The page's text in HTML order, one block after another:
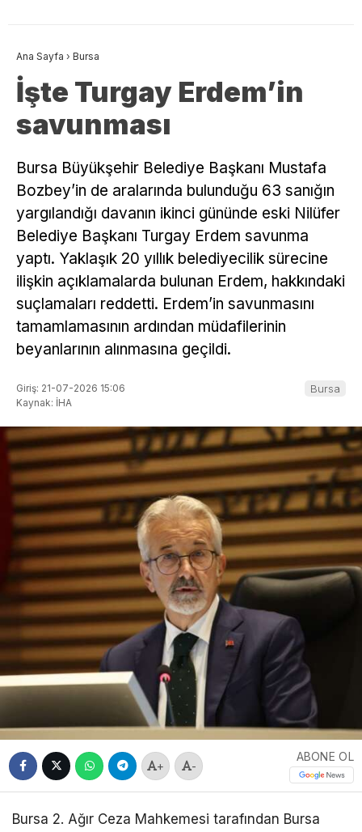
Ana Sayfa › Bursa
İşte Turgay Erdem’in
savunması
Bursa Büyükşehir Belediye Başkanı Mustafa
Bozbey’in de aralarında bulunduğu 63 sanığın
yargılandığı davanın ikinci gününde eski Nilüfer
Belediye Başkanı Turgay Erdem savunma
yaptı. Yaklaşık 20 yıllık belediyecilik sürecine
ilişkin açıklamalarda bulunan Erdem, hakkındaki
suçlamaları reddetti. Erdem’in savunmasını
tamamlamasının ardından müdafilerinin
beyanlarının alınmasına geçildi.
Giriş: 21-07-2026 15:06
Kaynak: İHA
Bursa
+ -
ABONE OL
Bursa 2. Ağır Ceza Mahkemesi tarafından Bursa